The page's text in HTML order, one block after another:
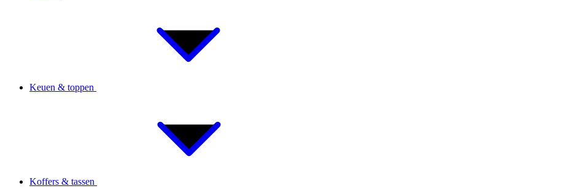
Keuen & toppen
Koffers & tassen